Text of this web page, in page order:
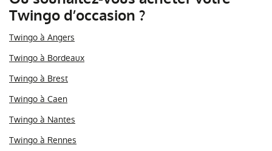
Twingo d’occasion ?
Twingo à Angers
Twingo à Bordeaux
Twingo à Brest
Twingo à Caen
Twingo à Nantes
Twingo à Rennes